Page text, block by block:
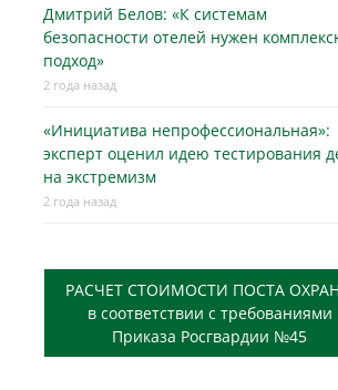
Дмитрий Белов: «К системам
безопасности отелей нужен
подход»
2 года назад
«Инициатива непрофессиональная»:
эксперт оценил идею тестирования
на экстремизм
2 года назад
РАСЧЕТ СТОИМОСТИ ПОСТА
в соответствии с требованиями
Приказа Росгвардии №45